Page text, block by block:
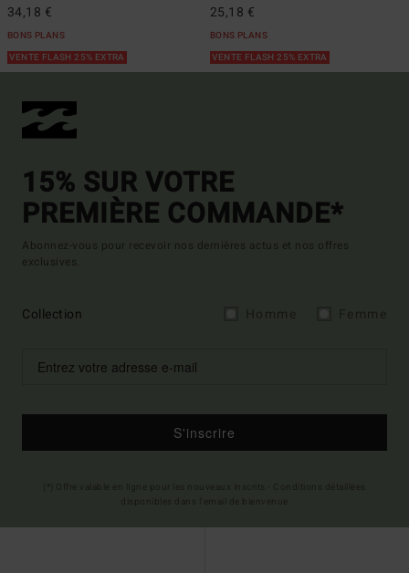
34,18 €
BONS PLANS
VENTE FLASH 25% EXTRA
25,18 €
BONS PLANS
VENTE FLASH 25% EXTRA
15% SUR VOTRE
PREMIÈRE COMMANDE*
Abonnez-vous pour recevoir nos dernières actus et nos offres
exclusives.
Collection
S'inscrire